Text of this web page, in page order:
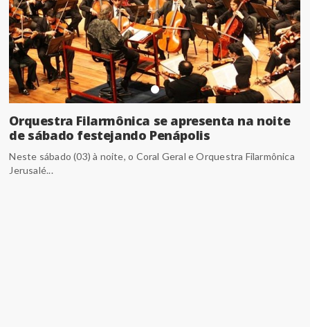
Orquestra Filarmônica se apresenta na noite
de sábado festejando Penápolis
Neste sábado (03) à noite, o Coral Geral e Orquestra Filarmônica
Jerusalé...